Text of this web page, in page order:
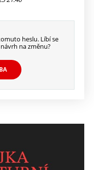
heslu. Líbí se
na změnu?